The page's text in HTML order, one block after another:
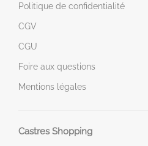
Politique de confidentialité
CGV
CGU
Foire aux questions
Mentions légales
Castres Shopping